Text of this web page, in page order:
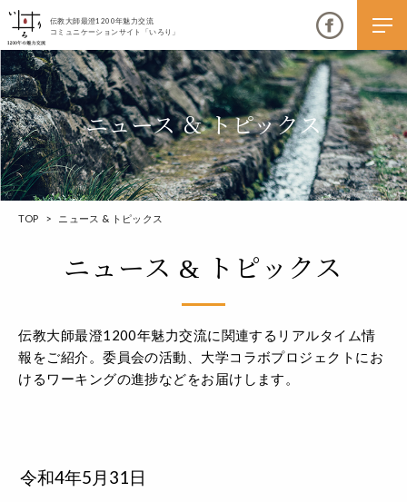
伝教大師最澄1200年魅力交流
コミュニケーションサイト「いろり」
伝教大師最澄1200年魅力交流
いろりとは
伝教大師最澄1200年魅力交流委員会とは
伝教大師最澄とは（デジタルパンフレット）
伝教大師最澄とは（PDFダウンロード）
探訪「1200年の魅力交流」
ニュース ＆ トピックス
TOP > ニュース & トピックス
ニュース & トピックス
伝教大師最澄1200年魅力交流に関連するリアルタイム情
報をご紹介。委員会の活動、大学コラボプロジェクトにお
けるワーキングの進捗などをお届けします。
令和4年5月31日